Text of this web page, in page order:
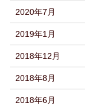
2020年7月
2019年1月
2018年12月
2018年8月
2018年6月